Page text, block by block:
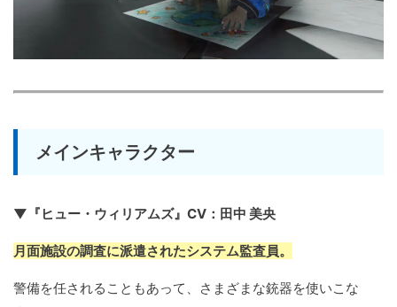
メインキャラクター
▼『ヒュー・ウィリアムズ』CV：田中 美央
月面施設の調査に派遣されたシステム監査員。
警備を任されることもあって、さまざまな銃器を使いこな